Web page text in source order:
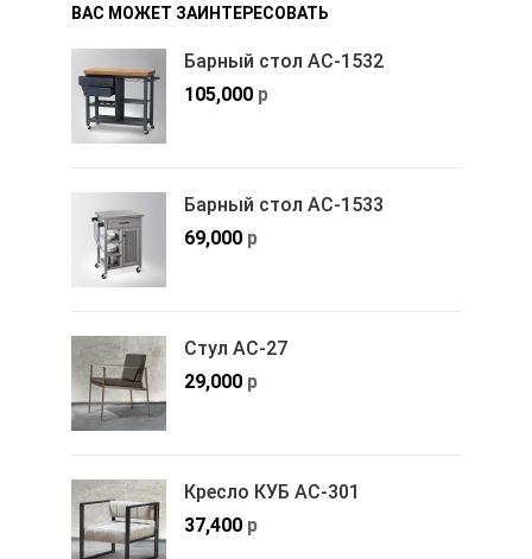
ВАС МОЖЕТ ЗАИНТЕРЕСОВАТЬ
Барный стол АС-1532
105,000 р
Барный стол АС-1533
69,000 р
Стул АС-27
29,000 р
Кресло КУБ АС-301
37,400 р